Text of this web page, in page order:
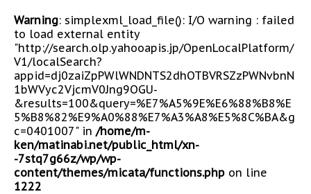
Warning: simplexml_load_file(): I/O warning : failed
to load external entity
"http://search.olp.yahooapis.jp/OpenLocalPlatform/
V1/localSearch?
appid=dj0zaiZpPWlWNDNTS2dhOTBVRSZzPWNvbnN
1bWVyc2VjcmV0Jng9OGU-
&results=100&query=%E7%A5%9E%E6%88%B8%E
5%B8%82%E9%A0%88%E7%A3%A8%E5%8C%BA&g
c=0401007" in /home/m-
ken/matinabi.net/public_html/xn-
-7stq7g66z/wp/wp-
content/themes/micata/functions.php on line
1222